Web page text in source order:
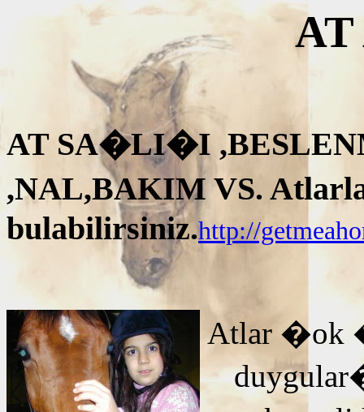
AT SA�LI�I
,NAL,BAKIM VS.
bulabilirsiniz.http://
Atlar �ok